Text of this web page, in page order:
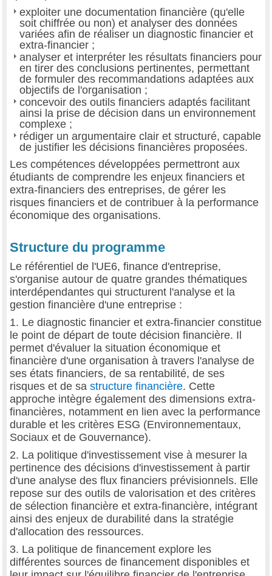
exploiter une documentation financière (qu'elle
soit chiffrée ou non) et analyser des données
variées afin de réaliser un diagnostic financier et
extra-financier ;
analyser et interpréter les résultats financiers pour
en tirer des conclusions pertinentes, permettant
de formuler des recommandations adaptées aux
objectifs de l'organisation ;
concevoir des outils financiers adaptés facilitant
ainsi la prise de décision dans un environnement
complexe ;
rédiger un argumentaire clair et structuré, capable
de justifier les décisions financières proposées.
Les compétences développées permettront aux
étudiants de comprendre les enjeux financiers et
extra-financiers des entreprises, de gérer les
risques financiers et de contribuer à la performance
économique des organisations.
Structure du programme
Le référentiel de l'UE6, finance d'entreprise,
s'organise autour de quatre grandes thématiques
interdépendantes qui structurent l'analyse et la
gestion financière d'une entreprise :
1. Le diagnostic financier et extra-financier constitue
le point de départ de toute décision financière. Il
permet d'évaluer la situation économique et
financière d'une organisation à travers l'analyse de
ses états financiers, de sa rentabilité, de ses
risques et de sa structure financière. Cette
approche intègre également des dimensions extra-
financières, notamment en lien avec la performance
durable et les critères ESG (Environnementaux,
Sociaux et de Gouvernance).
2. La politique d'investissement vise à mesurer la
pertinence des décisions d'investissement à partir
d'une analyse des flux financiers prévisionnels. Elle
repose sur des outils de valorisation et des critères
de sélection financière et extra-financière, intégrant
ainsi des enjeux de durabilité dans la stratégie
d'allocation des ressources.
3. La politique de financement explore les
différentes sources de financement disponibles et